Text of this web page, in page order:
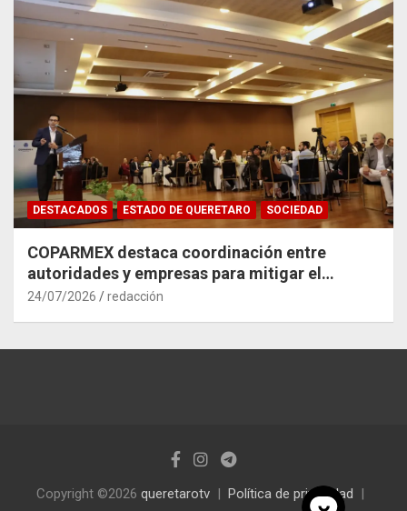
DESTACADOS ESTADO DE QUERETARO SOCIEDAD
COPARMEX destaca coordinación entre
autoridades y empresas para mitigar el
impacto del Tren México–Querétaro
24/07/2026 redacción
Copyright ©2026 queretarotv
Política de privacidad